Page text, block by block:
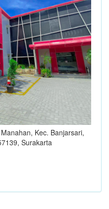
Kec. Banjarsari,
Surakarta